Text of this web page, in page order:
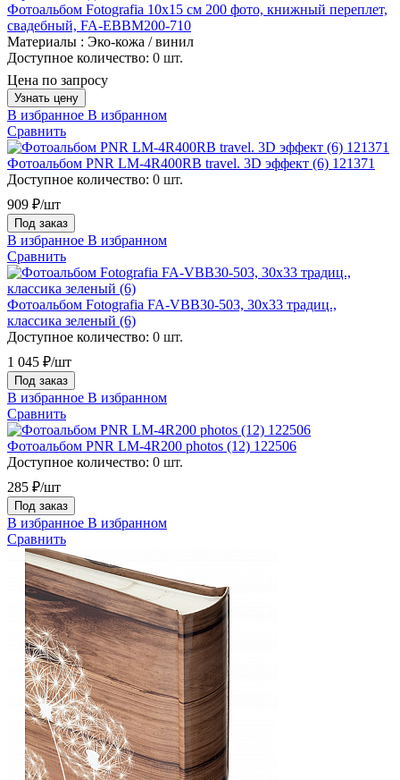
Фотоальбом Fotografia 10x15 см 200 фото, книжный переплет,
свадебный, FA-EBBM200-710
Материалы : Эко-кожа / винил
Доступное количество: 0 шт.
Цена по запросу
Узнать цену
В избранное В избранном
Сравнить
Фотоальбом PNR LM-4R400RB travel. 3D эффект (6) 121371
Доступное количество: 0 шт.
909 ₽/шт
Под заказ
В избранное В избранном
Сравнить
Фотоальбом Fotografia FA-VBB30-503, 30х33 традиц.,
классика зеленый (6)
Доступное количество: 0 шт.
1 045 ₽/шт
Под заказ
В избранное В избранном
Сравнить
Фотоальбом PNR LM-4R200 photos (12) 122506
Доступное количество: 0 шт.
285 ₽/шт
Под заказ
В избранное В избранном
Сравнить